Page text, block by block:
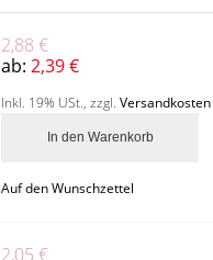
2,88 €
ab: 2,39 €
Inkl. 19% USt.,zzgl.Versandkosten
In den Warenkorb
Auf den Wunschzettel
2,05 €